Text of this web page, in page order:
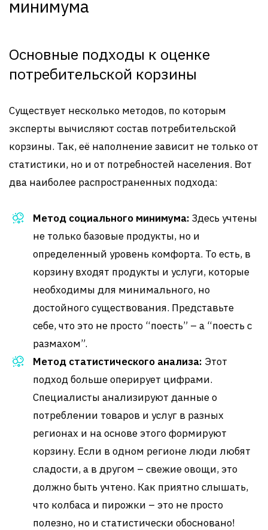
минимума
Основные подходы к оценке
потребительской корзины
Существует несколько методов, по которым
эксперты вычисляют состав потребительской
корзины. Так, её наполнение зависит не только от
статистики, но и от потребностей населения. Вот
два наиболее распространенных подхода:
Метод социального минимума: Здесь учтены
не только базовые продукты, но и
определенный уровень комфорта. То есть, в
корзину входят продукты и услуги, которые
необходимы для минимального, но
достойного существования. Представьте
себе, что это не просто “поесть” – а “поесть с
размахом”.
Метод статистического анализа: Этот
подход больше оперирует цифрами.
Специалисты анализируют данные о
потреблении товаров и услуг в разных
регионах и на основе этого формируют
корзину. Если в одном регионе люди любят
сладости, а в другом – свежие овощи, это
должно быть учтено. Как приятно слышать,
что колбаса и пирожки – это не просто
полезно, но и статистически обосновано!